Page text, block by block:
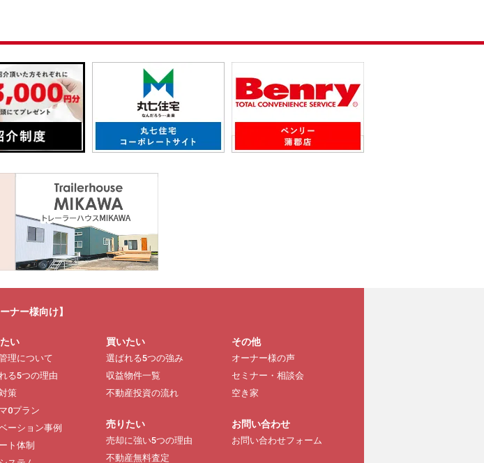
ーナー様向け】
い
理について
る5つの理由
策
0プラン
ーション事例
ト体制
買いたい
選ばれる5つの強み
収益物件一覧
不動産投資の流れ
売りたい
売却に強い5つの理由
不動産無料査定
その他
オーナー様の声
セミナー・相談会
空き家
お問い合わせ
お問い合わせフォーム